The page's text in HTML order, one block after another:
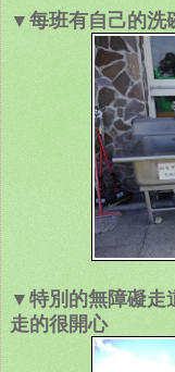
▼每班有自己的洗
▼特別的無障礙走
走的很開心